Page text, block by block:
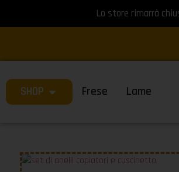
Lo store rimarrà
SHOP Frese Lame